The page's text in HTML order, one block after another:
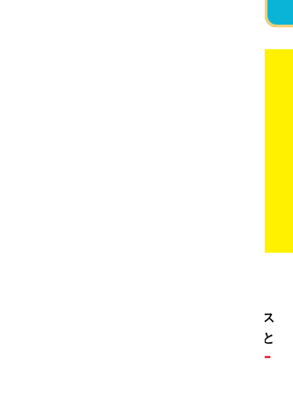
。ガソリンス
タンドや整備工場の既存インフラを活用すること
リー